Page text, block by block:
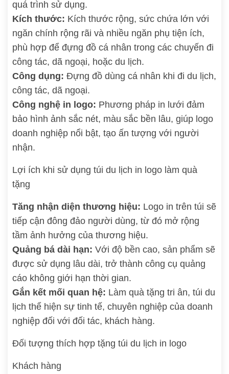
quá trình sử dụng.
Kích thước: Kích thước rộng, sức chứa lớn với
ngăn chính rộng rãi và nhiều ngăn phụ tiện ích,
phù hợp để đựng đồ cá nhân trong các chuyến đi
công tác, dã ngoại, hoặc du lịch.
Công dụng: Đựng đồ dùng cá nhân khi đi du lịch,
công tác, dã ngoại.
Công nghệ in logo: Phương pháp in lưới đảm
bảo hình ảnh sắc nét, màu sắc bền lâu, giúp logo
doanh nghiệp nổi bật, tạo ấn tượng với người
nhận.
Lợi ích khi sử dụng túi du lịch in logo làm quà
tặng
Tăng nhận diện thương hiệu: Logo in trên túi sẽ
tiếp cận đông đảo người dùng, từ đó mở rộng
tầm ảnh hưởng của thương hiệu.
Quảng bá dài hạn: Với độ bền cao, sản phẩm sẽ
được sử dụng lâu dài, trở thành công cụ quảng
cáo không giới hạn thời gian.
Gắn kết mối quan hệ: Làm quà tặng tri ân, túi du
lịch thể hiện sự tinh tế, chuyên nghiệp của doanh
nghiệp đối với đối tác, khách hàng.
Đối tượng thích hợp tặng túi du lịch in logo
Khách hàng